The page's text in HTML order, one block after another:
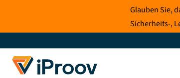
springen
Glauben Sie,
Sicherheits-,